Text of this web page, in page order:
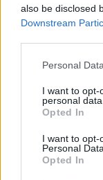
also be disclosed
Downstream
Personal
I want to opt-
personal data.
Opted In
I want to opt-
Personal Data.
Opted In
ΛΔ Κονγκό:
κρούσματα